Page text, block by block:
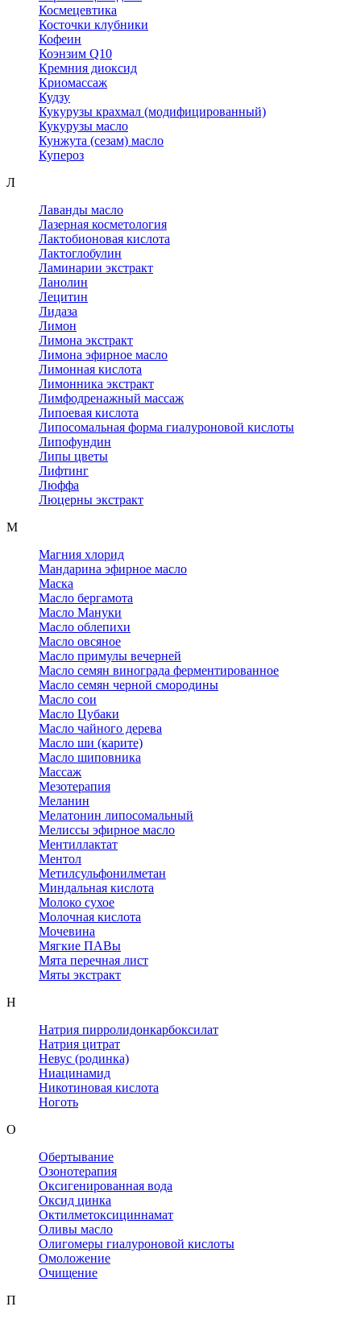
Космецевтика
Косточки клубники
Кофеин
Коэнзим Q10
Кремния диоксид
Криомассаж
Кудзу
Кукурузы крахмал (модифицированный)
Кукурузы масло
Кунжута (сезам) масло
Купероз
Л
Лаванды масло
Лазерная косметология
Лактобионовая кислота
Лактоглобулин
Ламинарии экстракт
Ланолин
Лецитин
Лидаза
Лимон
Лимона экстракт
Лимона эфирное масло
Лимонная кислота
Лимонника экстракт
Лимфодренажный массаж
Липоевая кислота
Липосомальная форма гиалуроновой кислоты
Липофундин
Липы цветы
Лифтинг
Люффа
Люцерны экстракт
М
Магния хлорид
Мандарина эфирное масло
Маска
Масло бергамота
Масло Мануки
Масло облепихи
Масло овсяное
Масло примулы вечерней
Масло семян винограда ферментированное
Масло семян черной смородины
Масло сои
Масло Цубаки
Масло чайного дерева
Масло ши (карите)
Масло шиповника
Массаж
Мезотерапия
Меланин
Мелатонин липосомальный
Мелиссы эфирное масло
Ментиллактат
Ментол
Метилсульфонилметан
Миндальная кислота
Молоко сухое
Молочная кислота
Мочевина
Мягкие ПАВы
Мята перечная лист
Мяты экстракт
Н
Натрия пирролидонкарбоксилат
Натрия цитрат
Невус (родинка)
Ниацинамид
Никотиновая кислота
Ноготь
О
Обертывание
Озонотерапия
Оксигенированная вода
Оксид цинка
Октилметоксициннамат
Оливы масло
Олигомеры гиалуроновой кислоты
Омоложение
Очищение
П